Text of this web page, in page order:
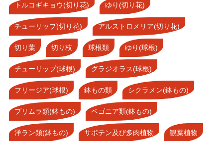
トルコギキョウ(切り花) ゆり(切り花)
チューリップ(切り花) アルストロメリア(切り花)
切り葉 切り枝 球根類 ゆり(球根)
チューリップ(球根) グラジオラス(球根)
フリージア(球根) 鉢もの類 シクラメン(鉢もの)
プリムラ類(鉢もの) ベゴニア類(鉢もの)
洋ラン類(鉢もの) サボテン及び多肉植物 観葉植物